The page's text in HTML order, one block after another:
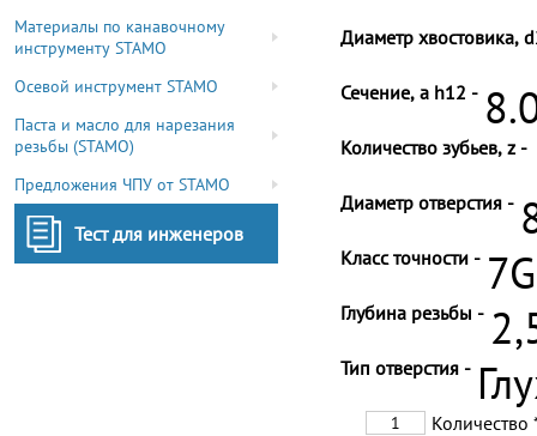
Материалы по канавочному
инструменту STAMO
Осевой инструмент STAMO
Паста и масло для нарезания
резьбы (STAMO)
Предложения ЧПУ от STAMO
Тест для инженеров
Диаметр хвостовика,
Сечение, a h12 -
Количество зубьев, z -
Диаметр отверстия -
Класс точности -
Глубина резьбы -
Тип отверстия -
Количество